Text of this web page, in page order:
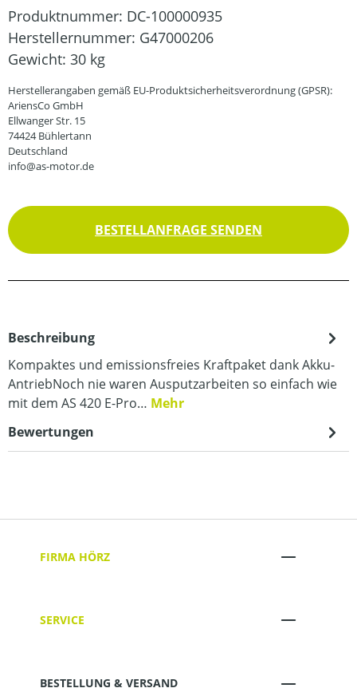
Produktnummer: DC-100000935
Herstellernummer: G47000206
Gewicht: 30 kg
Herstellerangaben gemäß EU-Produktsicherheitsverordnung (GPSR):
AriensCo GmbH
Ellwanger Str. 15
74424 Bühlertann
Deutschland
info@as-motor.de
BESTELLANFRAGE SENDEN
Beschreibung
Kompaktes und emissionsfreies Kraftpaket dank Akku-
AntriebNoch nie waren Ausputzarbeiten so einfach wie
mit dem AS 420 E-Pro… Mehr
Bewertungen
FIRMA HÖRZ
SERVICE
BESTELLUNG & VERSAND